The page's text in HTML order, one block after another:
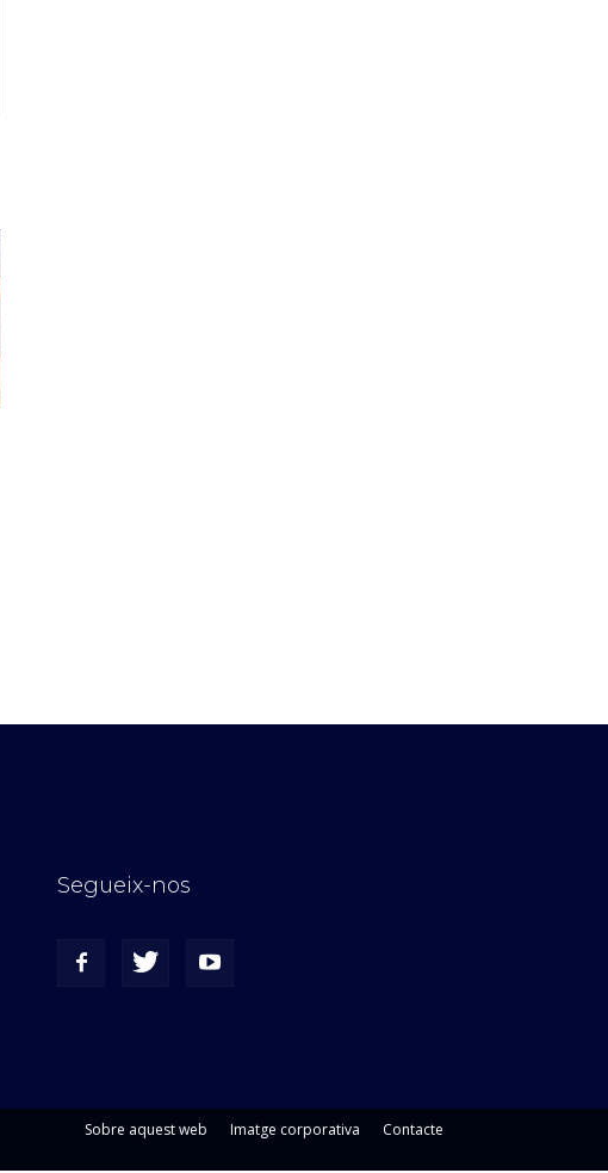
Segueix-nos
Sobre aquest web Imatge corporativa Contacte